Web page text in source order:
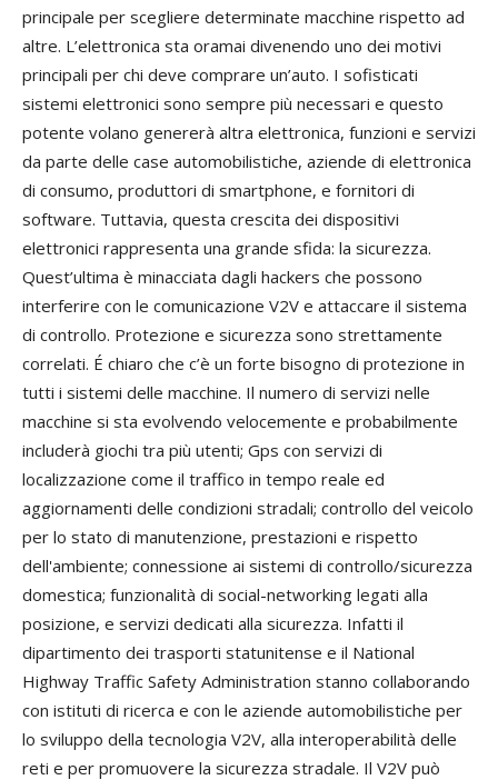
principale per scegliere determinate macchine rispetto ad
altre. L’elettronica sta oramai divenendo uno dei motivi
principali per chi deve comprare un’auto. I sofisticati
sistemi elettronici sono sempre più necessari e questo
potente volano genererà altra elettronica, funzioni e servizi
da parte delle case automobilistiche, aziende di elettronica
di consumo, produttori di smartphone, e fornitori di
software. Tuttavia, questa crescita dei dispositivi
elettronici rappresenta una grande sfida: la sicurezza.
Quest’ultima è minacciata dagli hackers che possono
interferire con le comunicazione V2V e attaccare il sistema
di controllo. Protezione e sicurezza sono strettamente
correlati. É chiaro che c’è un forte bisogno di protezione in
tutti i sistemi delle macchine. Il numero di servizi nelle
macchine si sta evolvendo velocemente e probabilmente
includerà giochi tra più utenti; Gps con servizi di
localizzazione come il traffico in tempo reale ed
aggiornamenti delle condizioni stradali; controllo del veicolo
per lo stato di manutenzione, prestazioni e rispetto
dell'ambiente; connessione ai sistemi di controllo/sicurezza
domestica; funzionalità di social-networking legati alla
posizione, e servizi dedicati alla sicurezza. Infatti il
dipartimento dei trasporti statunitense e il National
Highway Traffic Safety Administration stanno collaborando
con istituti di ricerca e con le aziende automobilistiche per
lo sviluppo della tecnologia V2V, alla interoperabilità delle
reti e per promuovere la sicurezza stradale. Il V2V può